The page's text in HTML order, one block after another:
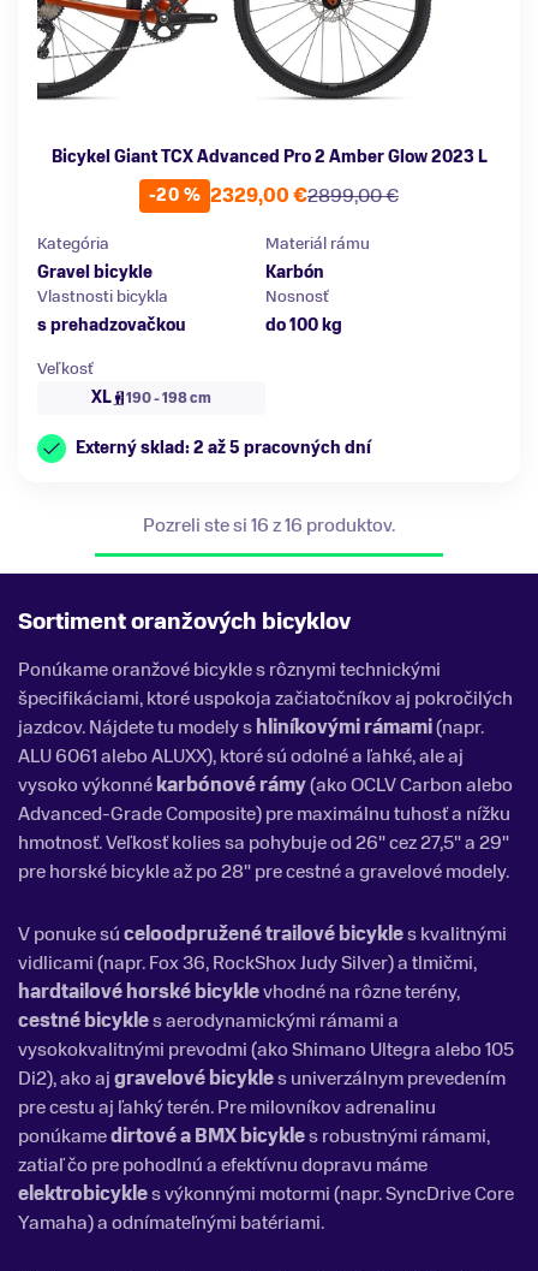
Bicykel Giant TCX Advanced Pro 2 Amber Glow 2023 L
-20 %
2899,00 €
2329,00 €
Kategória
Gravel bicykle
Materiál rámu
Karbón
Vlastnosti bicykla
s prehadzovačkou
Nosnosť
do 100 kg
Veľkosť
XL
190 - 198 cm
Externý sklad: 2 až 5 pracovných dní
Pozreli ste si 16 z 16 produktov.
Sortiment oranžových bicyklov
Ponúkame oranžové bicykle s rôznymi technickými
špecifikáciami, ktoré uspokoja začiatočníkov aj pokročilých
jazdcov. Nájdete tu modely shliníkovými rámami(napr.
ALU 6061 alebo ALUXX), ktoré sú odolné a ľahké, ale aj
vysoko výkonnékarbónové rámy(ako OCLV Carbon alebo
Advanced-Grade Composite) pre maximálnu tuhosť a nížku
hmotnosť. Veľkosť kolies sa pohybuje od 26" cez 27,5" a 29"
pre horské bicykle až po 28" pre cestné a gravelové modely.
V ponuke súceloodpružené trailové bicykles kvalitnými
vidlicami (napr. Fox 36, RockShox Judy Silver) a tlmičmi,
hardtailové horské bicyklevhodné na rôzne terény,
cestné bicykles aerodynamickými rámami a
vysokokvalitnými prevodmi (ako Shimano Ultegra alebo 105
Di2), ako ajgravelové bicykles univerzálnym prevedením
pre cestu aj ľahký terén. Pre milovníkov adrenalinu
ponúkamedirtové a BMX bicykles robustnými rámami,
zatiaľ čo pre pohodlnú a efektívnu dopravu máme
elektrobicykles výkonnými motormi (napr. SyncDrive Core
Yamaha) a odnímateľnými batériami.